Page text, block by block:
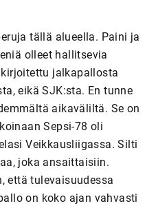
tällä alueella. Paini ja
olleet hallitsevia
jalkapallosta
eikä SJK:sta. En tunne
aikaväliltä. Se on
Sepsi-78 oli
Veikkausliigassa. Silti
joka ansaittaisiin.
että tulevaisuudessa
on koko ajan vahvasti